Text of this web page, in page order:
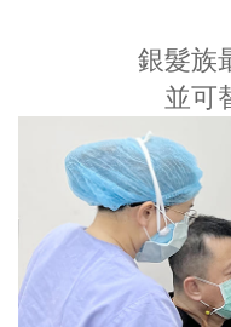
銀髮族
並可